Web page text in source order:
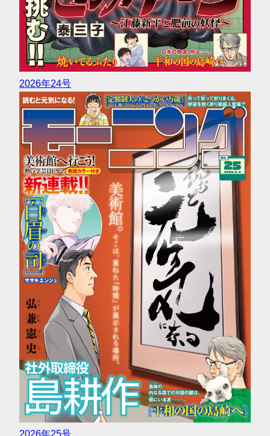
2026年24号
2026年25号